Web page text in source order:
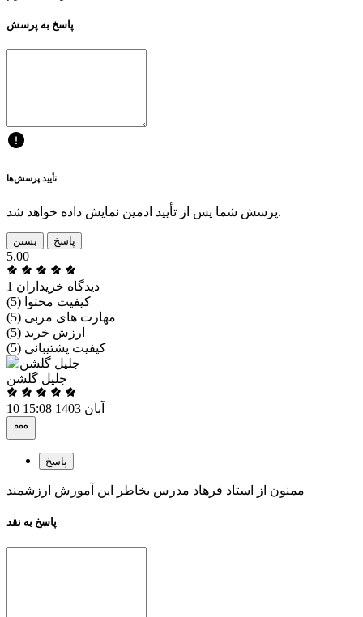
پاسخ به پرسش
تأیید پرسش‌ها
پرسش شما پس از تأیید ادمین نمایش داده خواهد شد.
بستن پاسخ
5.00
1 دیدگاه خریداران
کیفیت محتوا (5)
مهارت های مربی (5)
ارزش خرید (5)
کیفیت پشتیبانی (5)
جلیل گلشن
10 آبان 1403 15:08
پاسخ
ممنون از استاد فرهاد مدرس بخاطر این آموزش ارزشمند
پاسخ به نقد